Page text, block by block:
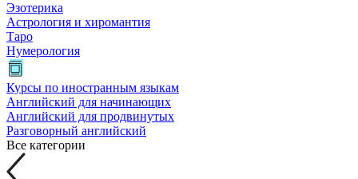
Эзотерика
Астрология и хиромантия
Таро
Нумерология
Курсы по иностранным языкам
Английский для начинающих
Английский для продвинутых
Разговорный английский
Все категории